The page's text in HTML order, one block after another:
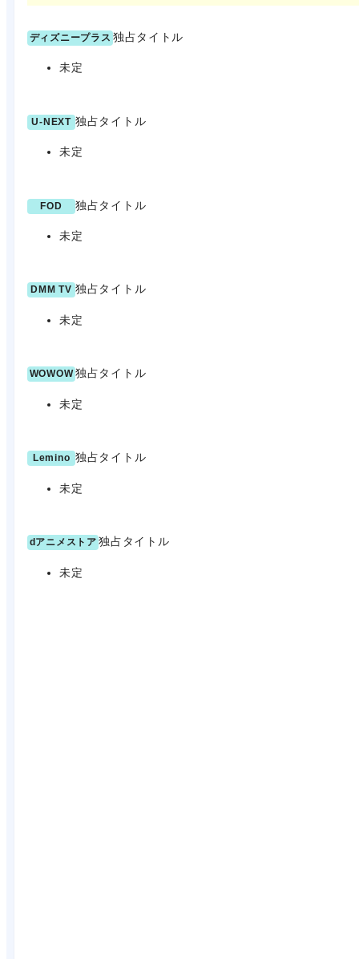
ディズニープラス 独占タイトル
未定
U-NEXT 独占タイトル
未定
FOD 独占タイトル
未定
DMM TV 独占タイトル
未定
WOWOW独占タイトル
未定
Lemino 独占タイトル
未定
dアニメストア 独占タイトル
未定